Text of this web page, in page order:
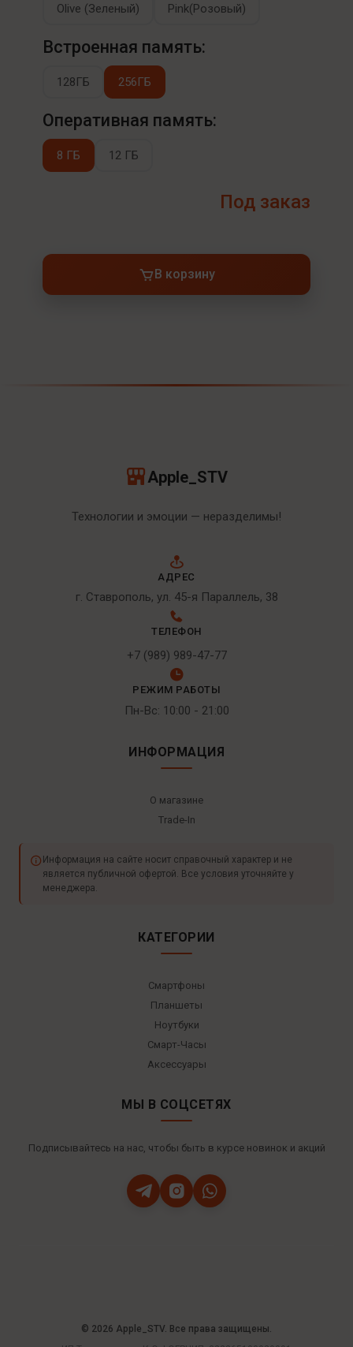
Olive (Зеленый) Pink(Розовый)
Встроенная память:
128ГБ 256ГБ
Оперативная память:
8 ГБ 12 ГБ
Под заказ
В корзину
Apple_STV
Технологии и эмоции — неразделимы!
АДРЕС
г. Ставрополь, ул. 45-я Параллель, 38
ТЕЛЕФОН
+7 (989) 989-47-77
РЕЖИМ РАБОТЫ
Пн-Вс: 10:00 - 21:00
ИНФОРМАЦИЯ
О магазине
Trade-In
Информация на сайте носит справочный характер и не
является публичной офертой. Все условия уточняйте у
менеджера.
КАТЕГОРИИ
Смартфоны
Планшеты
Ноутбуки
Смарт-Часы
Аксессуары
МЫ В СОЦСЕТЯХ
Подписывайтесь на нас, чтобы быть в курсе новинок и акций
© 2026 Apple_STV. Все права защищены.